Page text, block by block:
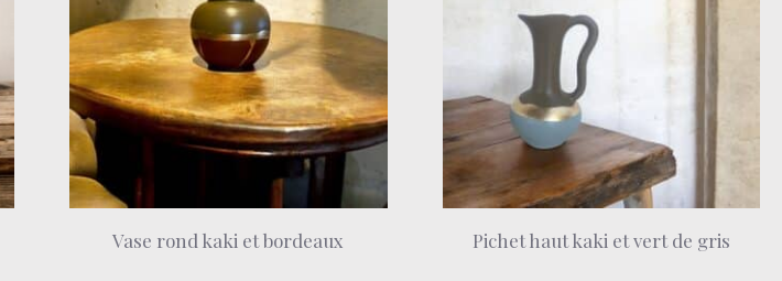
Vase rond kaki et bordeaux Pichet haut kaki et vert de gris